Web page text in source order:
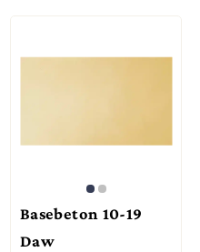
Basebeton 10-19
Daw